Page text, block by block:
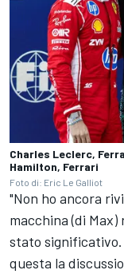
Charles Leclerc,
Hamilton, Ferrari
Foto di: Eric Le Galliot
"Non ho ancora
macchina (di
stato significativo.
questa la